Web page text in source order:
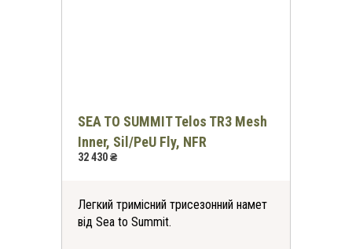
SEA TO SUMMIT Telos TR3 Mesh
Inner, Sil/PeU Fly, NFR
32 430 ₴
Легкий тримісний трисезонний намет
від Sea to Summit.